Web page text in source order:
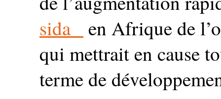
sida
en Afrique de
qui mettrait en cause
terme de